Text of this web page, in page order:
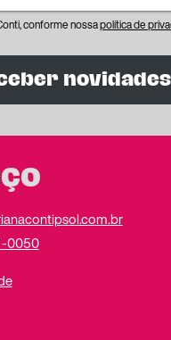
conforme nossapolítica de
novidades
-0050